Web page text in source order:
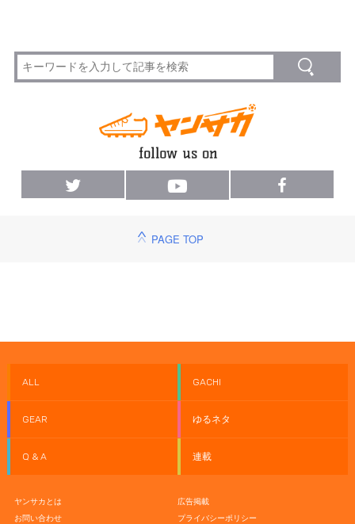
PAGE TOP
ALL GACHI
GEAR ゆるネタ
Q & A 連載
ヤンサカとは
広告掲載
お問い合わせ
プライバシーポリシー